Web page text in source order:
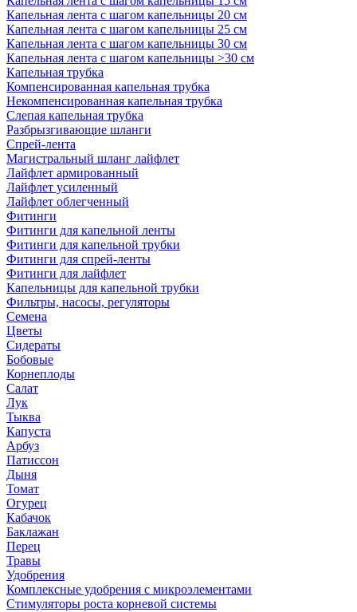
Капельная лента с шагом капельницы 20 см
Капельная лента с шагом капельницы 25 см
Капельная лента с шагом капельницы 30 см
Капельная лента с шагом капельницы >30 см
Капельная трубка
Компенсированная капельная трубка
Некомпенсированная капельная трубка
Слепая капельная трубка
Разбрызгивающие шланги
Спрей-лента
Магистральный шланг лайфлет
Лайфлет армированный
Лайфлет усиленный
Лайфлет облегченный
Фитинги
Фитинги для капельной ленты
Фитинги для капельной трубки
Фитинги для спрей-ленты
Фитинги для лайфлет
Капельницы для капельной трубки
Фильтры, насосы, регуляторы
Семена
Цветы
Сидераты
Бобовые
Корнеплоды
Салат
Лук
Тыква
Капуста
Арбуз
Патиссон
Дыня
Томат
Огурец
Кабачок
Баклажан
Перец
Травы
Удобрения
Комплексные удобрения с микроэлементами
Стимуляторы роста корневой системы